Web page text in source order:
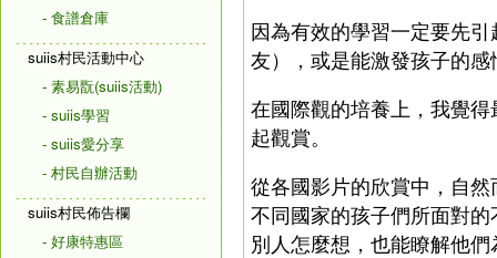
- 食譜倉庫
suiis村民活動中心
- 素易翫(suiis活動)
- suiis學習
- suiis愛分享
- 村民自辦活動
suiis村民佈告欄
- 好康特惠區
因為有效的學習一定要先
友），或是能激發孩子的
在國際觀的培養上，我覺
起觀賞。
從各國影片的欣賞中，自
不同國家的孩子們所面對
別人怎麼想，也能瞭解他